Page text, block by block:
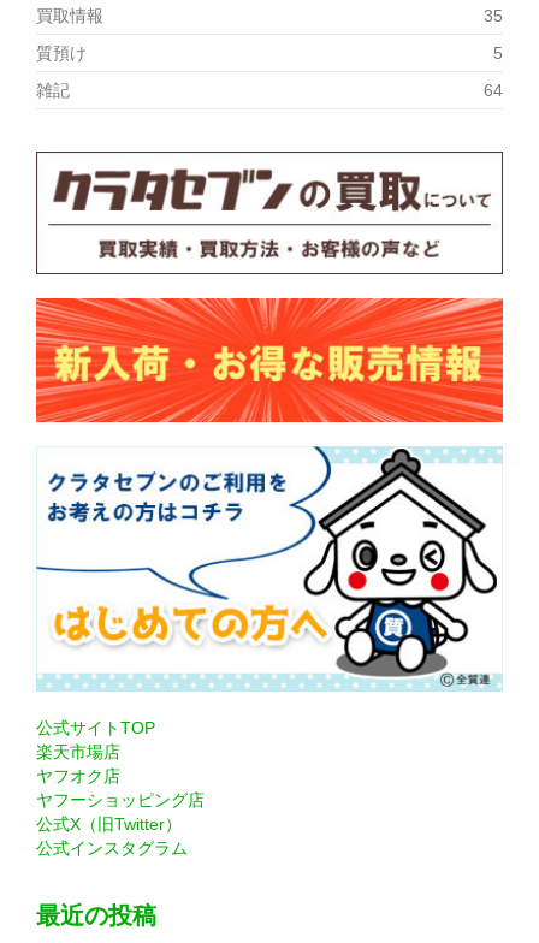
買取情報
35
質預け
5
雑記
64
公式サイトTOP
楽天市場店
ヤフオク店
ヤフーショッピング店
公式X（旧Twitter）
公式インスタグラム
最近の投稿